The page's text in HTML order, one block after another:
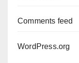
Comments feed
WordPress.org